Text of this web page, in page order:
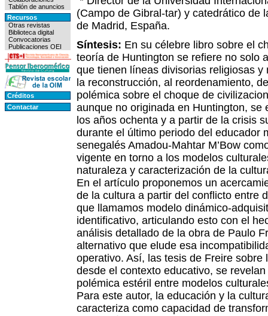
Tablón de anuncios
Recursos
Otras revistas
Biblioteca digital
Convocatorias
Publicaciones OEI
Créditos
Contactar
(Campo de Gi­bral­-tar) y catedrático de
de Madrid, España.
Síntesis: En su célebre libro sobre el
teoría de Huntington se refiere no solo
que tienen líneas divisorias religiosas
la reconstrucción, al reordenamiento,
polémica sobre el choque de
aunque no originada en Huntington, se
los años ochenta y a partir de la crisis
durante el último periodo del educador
senegalés Amadou-Mahtar M’Bow
vigente en torno a los modelos
naturaleza y caracterización de la
En el artículo proponemos un
de la cultura a partir del conflicto entre
que llamamos modelo dinámico-
identificativo, articulando esto con el
análisis detallado de la obra de Paulo
alternativo que elude esa
operativo. Así, las tesis de Freire sobre
desde el contexto educativo, se
polémica estéril entre modelos
Para este autor, la educación y la
caracteriza como capacidad de